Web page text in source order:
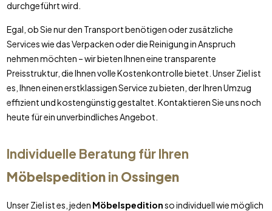
durchgeführt wird.
Egal, ob Sie nur den Transport benötigen oder zusätzliche
Services wie das Verpacken oder die Reinigung in Anspruch
nehmen möchten – wir bieten Ihnen eine transparente
Preisstruktur, die Ihnen volle Kostenkontrolle bietet. Unser Ziel ist
es, Ihnen einen erstklassigen Service zu bieten, der Ihren Umzug
effizient und kostengünstig gestaltet. Kontaktieren Sie uns noch
heute für ein unverbindliches Angebot.
Individuelle Beratung für Ihren
Möbelspeditionin Ossingen
Unser Ziel ist es, jeden Möbelspeditionso individuell wie möglich